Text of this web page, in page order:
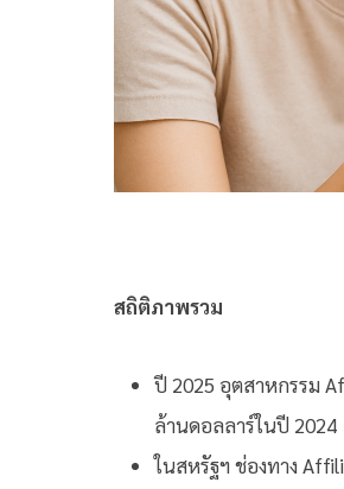
สถิติภาพรวม
ปี 2025 อุตสาหกรรม
ล้านดอลลาร์ในปี 2024
ในสหรัฐฯ ช่องทาง